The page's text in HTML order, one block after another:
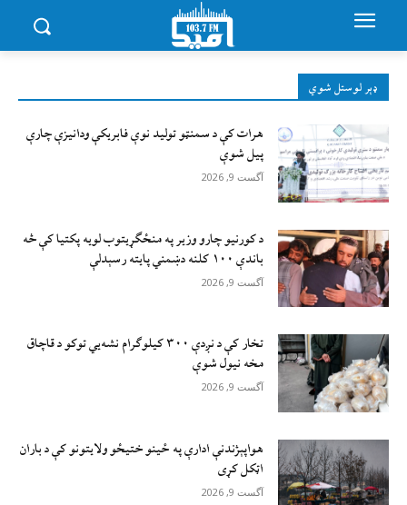
ډېر لوستل شوي
هرات کې د سمنټو تولید نوې فابریکې ودانیزې چارې
پیل شوې
آگست 9, 2026
د کورنیو چارو وزیر په منځګړیتوب لویه پکتیا کې څه
باندې ۱۰۰ کلنه دښمني پایته رسېدلې
آگست 9, 2026
تخار کې د نږدې ۳۰۰ کیلوګرام نشه‌يي توکو د قاچاق
مخه نیول شوې
آگست 9, 2026
هواپېژندنې ادارې په ځینو ختیځو ولایتونو کې د باران
اټکل کړی
آگست 9, 2026